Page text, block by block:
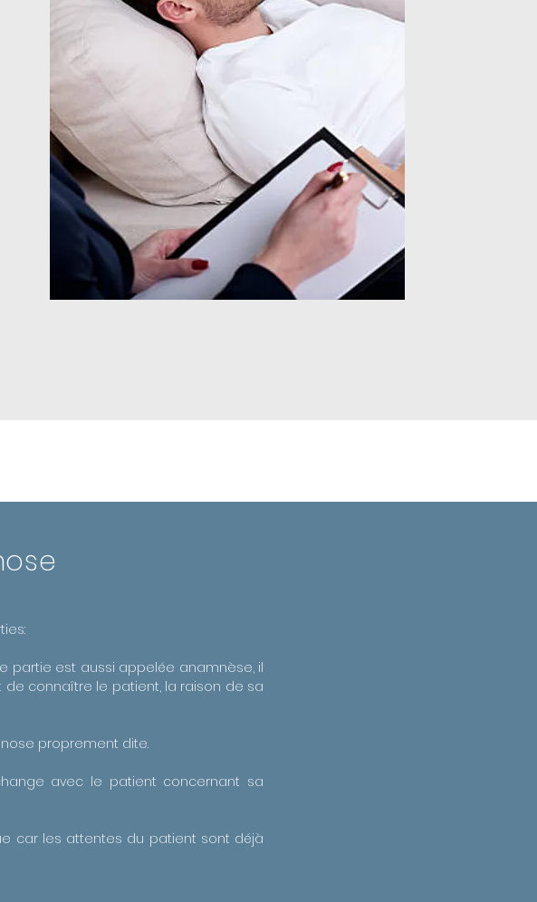
partie est aussi appelée anamnèse, il
connaître le patient, la raison de sa
proprement dite.
avec le patient concernant sa
car les attentes du patient sont déjà